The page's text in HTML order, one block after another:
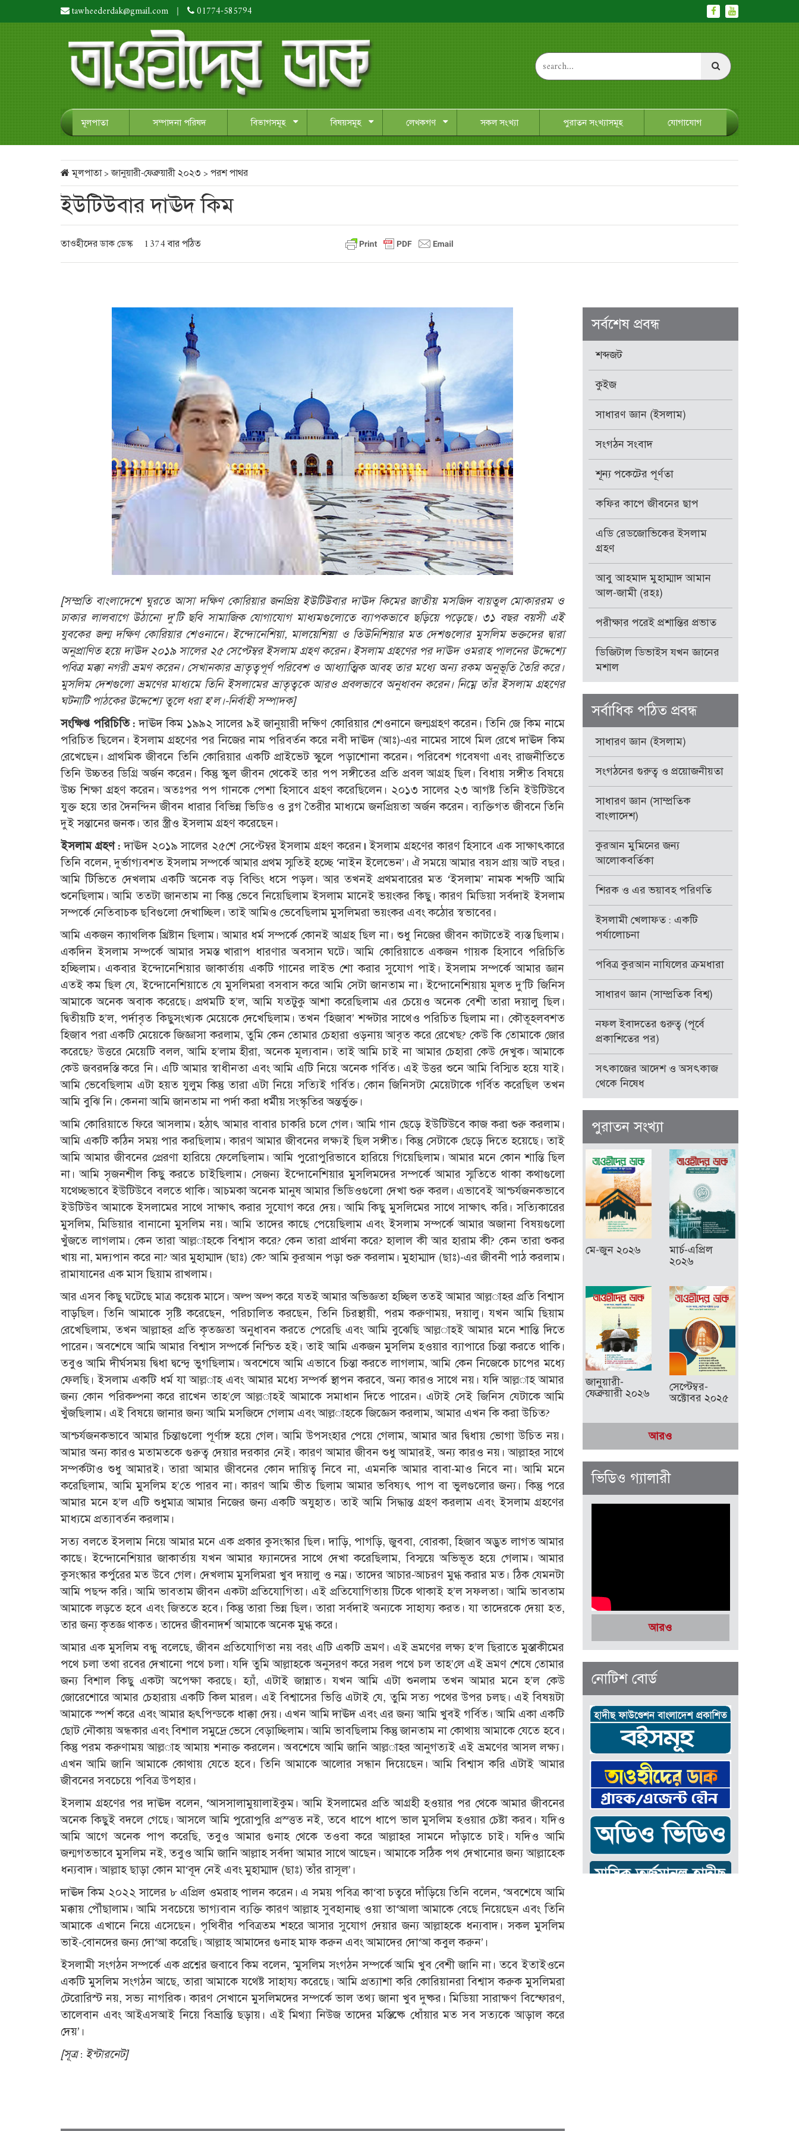
tawheederdak@gmail.com | 01774-585794
মূলপাতা সম্পাদনা পরিষদ বিভাগসমূহ বিষয়সমূহ লেখকগণ সকল সংখ্যা পুরাতন সংখ্যাসমূহ যোগাযোগ
মূলপাতা> জানুয়ারী-ফেব্রুয়ারী ২০২৩ > পরশ পাথর
ইউটিউবার দাঊদ কিম
তাওহীদের ডাক ডেস্ক 1374 বার পঠিত
[সম্প্রতি বাংলাদেশে ঘুরতে আসা দক্ষিণ কোরিয়ার জনপ্রিয় ইউটিউবার দাঊদ কিমের জাতীয় মসজিদ বায়তুল মোকাররম ও
ঢাকার লালবাগে উঠানো দু’টি ছবি সামাজিক যোগাযোগ মাধ্যমগুলোতে ব্যাপকভাবে ছড়িয়ে পড়েছে। ৩১ বছর বয়সী এই
যুবকের জন্ম দক্ষিণ কোরিয়ার শেওনানে। ইন্দোনেশিয়া, মালয়েশিয়া ও তিউনিশিয়ার মত দেশগুলোর মুসলিম ভক্তদের দ্বারা
অনুপ্রাণিত হয়ে দাঊদ ২০১৯ সালের ২৫ সেপ্টেম্বর ইসলাম গ্রহণ করেন। ইসলাম গ্রহণের পর দাঊদ ওমরাহ পালনের উদ্দেশ্যে
পবিত্র মক্কা নগরী ভ্রমণ করেন। সেখানকার ভ্রাতৃত্বপূর্ণ পরিবেশ ও আধ্যাত্মিক আবহ তার মধ্যে অন্য রকম অনুভূতি তৈরি করে।
মুসলিম দেশগুলো ভ্রমণের মাধ্যমে তিনি ইসলামের ভ্রাতৃত্বকে আরও প্রবলভাবে অনুধাবন করেন। নিম্নে তাঁর ইসলাম গ্রহণের
ঘটনাটি পাঠকের উদ্দেশ্যে তুলে ধরা হ’ল।-নির্বাহী সম্পাদক]
সংক্ষিপ্ত পরিচিতি :দাঊদ কিম ১৯৯২ সালের ৯ই জানুয়ারী দক্ষিণ কোরিয়ার শেওনানে জন্মগ্রহণ করেন। তিনি জে কিম নামে
পরিচিত ছিলেন। ইসলাম গ্রহণের পর নিজের নাম পরিবর্তন করে নবী দাঊদ (আঃ)-এর নামের সাথে মিল রেখে দাঊদ কিম
রেখেছেন। প্রাথমিক জীবনে তিনি কোরিয়ার একটি প্রাইভেট স্কুলে পড়াশোনা করেন। পরিবেশ গবেষণা এবং রাজনীতিতে
তিনি উচ্চতর ডিগ্রি অর্জন করেন। কিন্তু স্কুল জীবন থেকেই তার পপ সঙ্গীতের প্রতি প্রবল আগ্রহ ছিল। বিধায় সঙ্গীত বিষয়ে
উচ্চ শিক্ষা গ্রহণ করেন। অতঃপর পপ গানকে পেশা হিসাবে গ্রহণ করেছিলেন। ২০১৩ সালের ২৩ আগষ্ট তিনি ইউটিউবে
যুক্ত হয়ে তার দৈনন্দিন জীবন ধারার বিভিন্ন ভিডিও ও ব্লগ তৈরীর মাধ্যমে জনপ্রিয়তা অর্জন করেন। ব্যক্তিগত জীবনে তিনি
দুই সন্তানের জনক। তার স্ত্রীও ইসলাম গ্রহণ করেছেন।
ইসলাম গ্রহণ :দাঊদ ২০১৯ সালের ২৫শে সেপ্টেম্বর ইসলাম গ্রহণ করেন।ইসলাম গ্রহণের কারণ হিসাবে এক সাক্ষাৎকারে
তিনি বলেন, দুর্ভাগ্যবশত ইসলাম সম্পর্কে আমার প্রথম স্মৃতিই হচ্ছে ‘নাইন ইলেভেন’। ঐ সময়ে আমার বয়স প্রায় আট বছর।
আমি টিভিতে দেখলাম একটি অনেক বড় বিল্ডিং ধসে পড়ল। আর তখনই প্রথমবারের মত ‘ইসলাম’ নামক শব্দটি আমি
শুনেছিলাম। আমি ততটা জানতাম না কিন্তু ভেবে নিয়েছিলাম ইসলাম মানেই ভয়ংকর কিছু। কারণ মিডিয়া সর্বদাই ইসলাম
সম্পর্কে নেতিবাচক ছবিগুলো দেখাচ্ছিল। তাই আমিও ভেবেছিলাম মুসলিমরা ভয়ংকর এবং কঠোর স্বভাবের।
আমি একজন ক্যাথলিক খ্রিষ্টান ছিলাম। আমার ধর্ম সম্পর্কে কোনই আগ্রহ ছিল না। শুধু নিজের জীবন কাটাতেই ব্যস্ত ছিলাম।
একদিন ইসলাম সম্পর্কে আমার সমস্ত খারাপ ধারণার অবসান ঘটে। আমি কোরিয়াতে একজন গায়ক হিসাবে পরিচিতি
হচ্ছিলাম। একবার ইন্দোনেশিয়ার জাকার্তায় একটি গানের লাইভ শো করার সুযোগ পাই। ইসলাম সম্পর্কে আমার জ্ঞান
এতই কম ছিল যে, ইন্দোনেশিয়াতে যে মুসলিমরা বসবাস করে আমি সেটা জানতাম না। ইন্দোনেশিয়ায় মূলত দু’টি জিনিস
আমাকে অনেক অবাক করেছে। প্রথমটি হ’ল, আমি যতটুকু আশা করেছিলাম এর চেয়েও অনেক বেশী তারা দয়ালু ছিল।
দ্বিতীয়টি হ’ল, পর্দাবৃত কিছুসংখ্যক মেয়েকে দেখেছিলাম। তখন ‘হিজাব’ শব্দটার সাথেও পরিচিত ছিলাম না। কৌতূহলবশত
হিজাব পরা একটি মেয়েকে জিজ্ঞাসা করলাম, তুমি কেন তোমার চেহারা ওড়নায় আবৃত করে রেখেছ? কেউ কি তোমাকে জোর
করেছে? উত্তরে মেয়েটি বলল, আমি হ’লাম হীরা, অনেক মূল্যবান। তাই আমি চাই না আমার চেহারা কেউ দেখুক। আমাকে
কেউ জবরদস্তি করে নি। এটি আমার স্বাধীনতা এবং আমি এটি নিয়ে অনেক গর্বিত। এই উত্তর শুনে আমি বিস্মিত হয়ে যাই।
আমি ভেবেছিলাম এটা হয়ত যুলুম কিন্তু তারা এটা নিয়ে সত্যিই গর্বিত। কোন জিনিসটা মেয়েটাকে গর্বিত করেছিল তখন
আমি বুঝি নি। কেননা আমি জানতাম না পর্দা করা ধর্মীয় সংস্কৃতির অন্তর্ভুক্ত।
আমি কোরিয়াতে ফিরে আসলাম। হঠাৎ আমার বাবার চাকরি চলে গেল। আমি গান ছেড়ে ইউটিউবে কাজ করা শুরু করলাম।
আমি একটি কঠিন সময় পার করছিলাম। কারণ আমার জীবনের লক্ষ্যই ছিল সঙ্গীত। কিন্তু সেটাকে ছেড়ে দিতে হয়েছে। তাই
আমি আমার জীবনের প্রেরণা হারিয়ে ফেলেছিলাম। আমি পুরোপুরিভাবে হারিয়ে গিয়েছিলাম। আমার মনে কোন শান্তি ছিল
না। আমি সৃজনশীল কিছু করতে চাইছিলাম। সেজন্য ইন্দোনেশিয়ার মুসলিমদের সম্পর্কে আমার স্মৃতিতে থাকা কথাগুলো
যথেচ্ছভাবে ইউটিউবে বলতে থাকি। আচমকা অনেক মানুষ আমার ভিডিওগুলো দেখা শুরু করল। এভাবেই আশ্চর্যজনকভাবে
ইউটিউব আমাকে ইসলামের সাথে সাক্ষাৎ করার সুযোগ করে দেয়। আমি কিছু মুসলিমের সাথে সাক্ষাৎ করি। সত্যিকারের
মুসলিম, মিডিয়ার বানানো মুসলিম নয়। আমি তাদের কাছে পেয়েছিলাম এবং ইসলাম সম্পর্কে আমার অজানা বিষয়গুলো
খুঁজতে লাগলাম। কেন তারা আল্ল­াহকে বিশ্বাস করে? কেন তারা প্রার্থনা করে? হালাল কী আর হারাম কী? কেন তারা শুকর
খায় না, মদ্যপান করে না? আর মুহাম্মাদ (ছাঃ) কে? আমি কুরআন পড়া শুরু করলাম। মুহাম্মাদ (ছাঃ)-এর জীবনী পাঠ করলাম।
রামাযানের এক মাস ছিয়াম রাখলাম।
আর এসব কিছু ঘটেছে মাত্র কয়েক মাসে। অল্প অল্প করে যতই আমার অভিজ্ঞতা হচ্ছিল ততই আমার আল্ল­াহর প্রতি বিশ্বাস
বাড়ছিল। তিনি আমাকে সৃষ্টি করেছেন, পরিচালিত করছেন, তিনি চিরস্থায়ী, পরম করুণাময়, দয়ালু। যখন আমি ছিয়াম
রেখেছিলাম, তখন আল্লাহর প্রতি কৃতজ্ঞতা অনুধাবন করতে পেরেছি এবং আমি বুঝেছি আল্ল­াহই আমার মনে শান্তি দিতে
পারেন। অবশেষে আমি আমার বিশ্বাস সম্পর্কে নিশ্চিত হই। তাই আমি একজন মুসলিম হওয়ার ব্যাপারে চিন্তা করতে থাকি।
তবুও আমি দীর্ঘসময় দ্বিধা দ্বন্দ্বে ভুগছিলাম। অবশেষে আমি এভাবে চিন্তা করতে লাগলাম, আমি কেন নিজেকে চাপের মধ্যে
ফেলছি। ইসলাম একটি ধর্ম যা আল্ল­াহ এবং আমার মধ্যে সম্পর্ক স্থাপন করবে, অন্য কারও সাথে নয়। যদি আল্ল­াহ আমার
জন্য কোন পরিকল্পনা করে রাখেন তাহ’লে আল্ল­াহই আমাকে সমাধান দিতে পারেন। এটাই সেই জিনিস যেটাকে আমি
খুঁজছিলাম। এই বিষয়ে জানার জন্য আমি মসজিদে গেলাম এবং আল্ল­াহকে জিজ্ঞেস করলাম, আমার এখন কি করা উচিত?
আশ্চর্যজনকভাবে আমার চিন্তাগুলো পূর্ণাঙ্গ হয়ে গেল। আমি উপসংহার পেয়ে গেলাম, আমার আর দ্বিধায় ভোগা উচিত নয়।
আমার অন্য কারও মতামতকে গুরুত্ব দেয়ার দরকার নেই। কারণ আমার জীবন শুধু আমারই, অন্য কারও নয়। আল্লাহর সাথে
সম্পর্কটাও শুধু আমারই। তারা আমার জীবনের কোন দায়িত্ব নিবে না, এমনকি আমার বাবা-মাও নিবে না। আমি মনে
করেছিলাম, আমি মুসলিম হ’তে পারব না। কারণ আমি ভীত ছিলাম আমার ভবিষ্যৎ পাপ বা ভুলগুলোর জন্য। কিন্তু পরে
আমার মনে হ’ল এটি শুধুমাত্র আমার নিজের জন্য একটি অযুহাত। তাই আমি সিদ্ধান্ত গ্রহণ করলাম এবং ইসলাম গ্রহণের
মাধ্যমে প্রত্যাবর্তন করলাম।
সত্য বলতে ইসলাম নিয়ে আমার মনে এক প্রকার কুসংস্কার ছিল। দাড়ি, পাগড়ি, জুববা, বোরকা, হিজাব অদ্ভুত লাগত আমার
কাছে। ইন্দোনেশিয়ার জাকার্তায় যখন আমার ফ্যানদের সাথে দেখা করেছিলাম, বিস্ময়ে অভিভূত হয়ে গেলাম। আমার
কুসংস্কার কর্পুরের মত উবে গেল। দেখলাম মুসলিমরা খুব দয়ালু ও নম্র। তাদের আচার-আচরণ মুগ্ধ করার মত। ঠিক যেমনটা
আমি পছন্দ করি। আমি ভাবতাম জীবন একটা প্রতিযোগিতা। এই প্রতিযোগিতায় টিকে থাকাই হ’ল সফলতা। আমি ভাবতাম
আমাকে লড়তে হবে এবং জিততে হবে। কিন্তু তারা ভিন্ন ছিল। তারা সর্বদাই অন্যকে সাহায্য করত। যা তাদেরকে দেয়া হত,
তার জন্য কৃতজ্ঞ থাকত। তাদের জীবনাদর্শ আমাকে অনেক মুগ্ধ করে।
আমার এক মুসলিম বন্ধু বলেছে, জীবন প্রতিযোগিতা নয় বরং এটি একটি ভ্রমণ। এই ভ্রমণের লক্ষ্য হ’ল ছিরাতে মুস্তাকীমের
পথে চলা তথা রবের দেখানো পথে চলা। যদি তুমি আল্লাহকে অনুসরণ করে সরল পথে চল তাহ’লে এই ভ্রমণ শেষে তোমার
জন্য বিশাল কিছু একটা অপেক্ষা করছে। হ্যাঁ, এটাই জান্নাত। যখন আমি এটা শুনলাম তখন আমার মনে হ’ল কেউ
জোরেশোরে আমার চেহারায় একটি কিল মারল। এই বিশ্বাসের ভিত্তি এটাই যে, তুমি সত্য পথের উপর চলছ। এই বিষয়টা
আমাকে স্পর্শ করে এবং আমার হৃৎপিন্ডকে ধাক্কা দেয়। এখন আমি দাঊদ এবং এর জন্য আমি খুবই গর্বিত। আমি একা একটি
ছোট নৌকায় অন্ধকার এবং বিশাল সমুদ্রে ভেসে বেড়াচ্ছিলাম। আমি ভাবছিলাম কিন্তু জানতাম না কোথায় আমাকে যেতে হবে।
কিন্তু পরম করুণাময় আল্ল­াহ আমায় শনাক্ত করলেন। অবশেষে আমি জানি আল্ল­াহর আনুগত্যই এই ভ্রমণের আসল লক্ষ্য।
এখন আমি জানি আমাকে কোথায় যেতে হবে। তিনি আমাকে আলোর সন্ধান দিয়েছেন। আমি বিশ্বাস করি এটাই আমার
জীবনের সবচেয়ে পবিত্র উপহার।
ইসলাম গ্রহণের পর দাঊদ বলেন, ‘আসসালামুয়ালাইকুম। আমি ইসলামের প্রতি আগ্রহী হওয়ার পর থেকে আমার জীবনের
অনেক কিছুই বদলে গেছে। আসলে আমি পুরোপুরি প্রস্ত্তত নই, তবে ধাপে ধাপে ভাল মুসলিম হওয়ার চেষ্টা করব। যদিও
আমি আগে অনেক পাপ করেছি, তবুও আমার গুনাহ থেকে তওবা করে আল্লাহর সামনে দাঁড়াতে চাই। যদিও আমি
জন্মগতভাবে মুসলিম নই, তবুও আমি জানি আল্লাহ সর্বদা আমার সাথে আছেন। আমাকে সঠিক পথ দেখানোর জন্য আল্লাহ্কে
ধন্যবাদ। আল্লাহ ছাড়া কোন মা‘বূদ নেই এবং মুহাম্মাদ (ছাঃ) তাঁর রাসূল’।
দাঊদ কিম ২০২২ সালের ৮ এপ্রিল ওমরাহ পালন করেন। এ সময় পবিত্র কা‘বা চত্বরে দাঁড়িয়ে তিনি বলেন, ‘অবশেষে আমি
মক্কায় পৌঁছালাম। আমি সবচেয়ে ভাগ্যবান ব্যক্তি কারণ আল্লাহ সুবহানাহু ওয়া তা‘আলা আমাকে বেছে নিয়েছেন এবং তিনি
আমাকে এখানে নিয়ে এসেছেন। পৃথিবীর পবিত্রতম শহরে আসার সুযোগ দেয়ার জন্য আল্লাহকে ধন্যবাদ। সকল মুসলিম
ভাই-বোনদের জন্য দো‘আ করেছি। আল্লাহ আমাদের গুনাহ মাফ করুন এবং আমাদের দো‘আ কবুল করুন’।
ইসলামী সংগঠন সম্পর্কে এক প্রশ্নের জবাবে কিম বলেন, ‘মুসলিম সংগঠন সম্পর্কে আমি খুব বেশী জানি না। তবে ইতাইওনে
একটি মুসলিম সংগঠন আছে, তারা আমাকে যথেষ্ট সাহায্য করেছে। আমি প্রত্যাশা করি কোরিয়ানরা বিশ্বাস করুক মুসলিমরা
টেরোরিস্ট নয়, সভ্য নাগরিক। কারণ সেখানে মুসলিমদের সম্পর্কে ভাল তথ্য জানা খুব দুষ্কর। মিডিয়া সারাক্ষণ বিস্ফোরণ,
তালেবান এবং আইএসআই নিয়ে বিভ্রান্তি ছড়ায়। এই মিথ্যা নিউজ তাদের মস্তিষ্কে ধোঁয়ার মত সব সত্যকে আড়াল করে
দেয়’।
[সূত্র : ইন্টারনেট]
সর্বশেষ প্রবন্ধ
শব্দজট
কুইজ
সাধারণ জ্ঞান (ইসলাম)
সংগঠন সংবাদ
শূন্য পকেটের পূর্ণতা
কফির কাপে জীবনের ছাপ
এডি রেডজোভিকের ইসলাম
গ্রহণ
আবু আহমাদ মুহাম্মাদ আমান
আল-জামী (রহঃ)
পরীক্ষার পরেই প্রশান্তির প্রভাত
ডিজিটাল ডিভাইস যখন জ্ঞানের
মশাল
সর্বাধিক পঠিত প্রবন্ধ
সাধারণ জ্ঞান (ইসলাম)
সংগঠনের গুরুত্ব ও প্রয়োজনীয়তা
সাধারণ জ্ঞান (সাম্প্রতিক
বাংলাদেশ)
কুরআন মুমিনের জন্য
আলোকবর্তিকা
শিরক ও এর ভয়াবহ পরিণতি
ইসলামী খেলাফত : একটি
পর্যালোচনা
পবিত্র কুরআন নাযিলের ক্রমধারা
সাধারণ জ্ঞান (সাম্প্রতিক বিশ্ব)
নফল ইবাদতের গুরুত্ব (পূর্বে
প্রকাশিতের পর)
সৎকাজের আদেশ ও অসৎকাজ
থেকে নিষেধ
পুরাতন সংখ্যা
মে-জুন ২০২৬
মার্চ-এপ্রিল
২০২৬
জানুয়ারী-
ফেব্রুয়ারী ২০২৬
সেপ্টেম্বর-
অক্টোবর ২০২৫
আরও
ভিডিও গ্যালারী
আরও
নোটিশ বোর্ড